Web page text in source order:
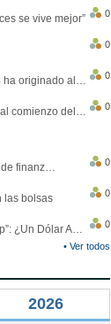
se vive mejor”
0
0
Se da una señal que el 100% ha originado alzas en las bolsas
0
4 Señales que sugieren un mal comienzo del 3T de la economía EEUU
0
Los ciberataques sobre la industria de finanzas se han duplicado este año
0
las bolsas
0
Monedas y Efecto “post-Trump”: ¿Un Dólar Americano operando en rangos?
0
• Ver todos
2026